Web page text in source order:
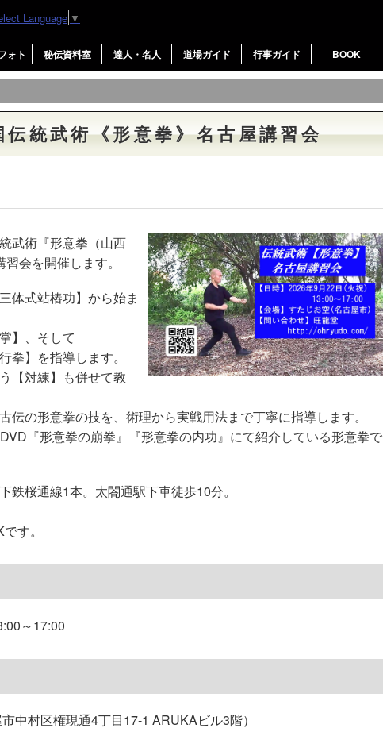
ォト 秘伝資料室 達人・名人 道場ガイド 行事ガイド BOOK
Language ▼
統武術《形意拳》名古屋講習会
武術『形意拳（山西
会を開催します。
体式站樁功】から始ま
】、そして
拳】を指導します。
【対練】も併せて教
伝の形意拳の技を、術理から実戦用法まで丁寧に指導します。
『形意拳の崩拳』『形意拳の内功』にて紹介している形意拳で
鉄桜通線1本。太閤通駅下車徒歩10分。
す。
～17:00
中村区権現通4丁目17-1 ARUKAビル3階）